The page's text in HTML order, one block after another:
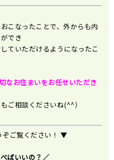
こなったことで、外からも内
でき
ていただけるようになったこ
なお住まいをお任せいただき
ご相談くださいね(^^）
ご覧ください！ ▼
ばいいの？／